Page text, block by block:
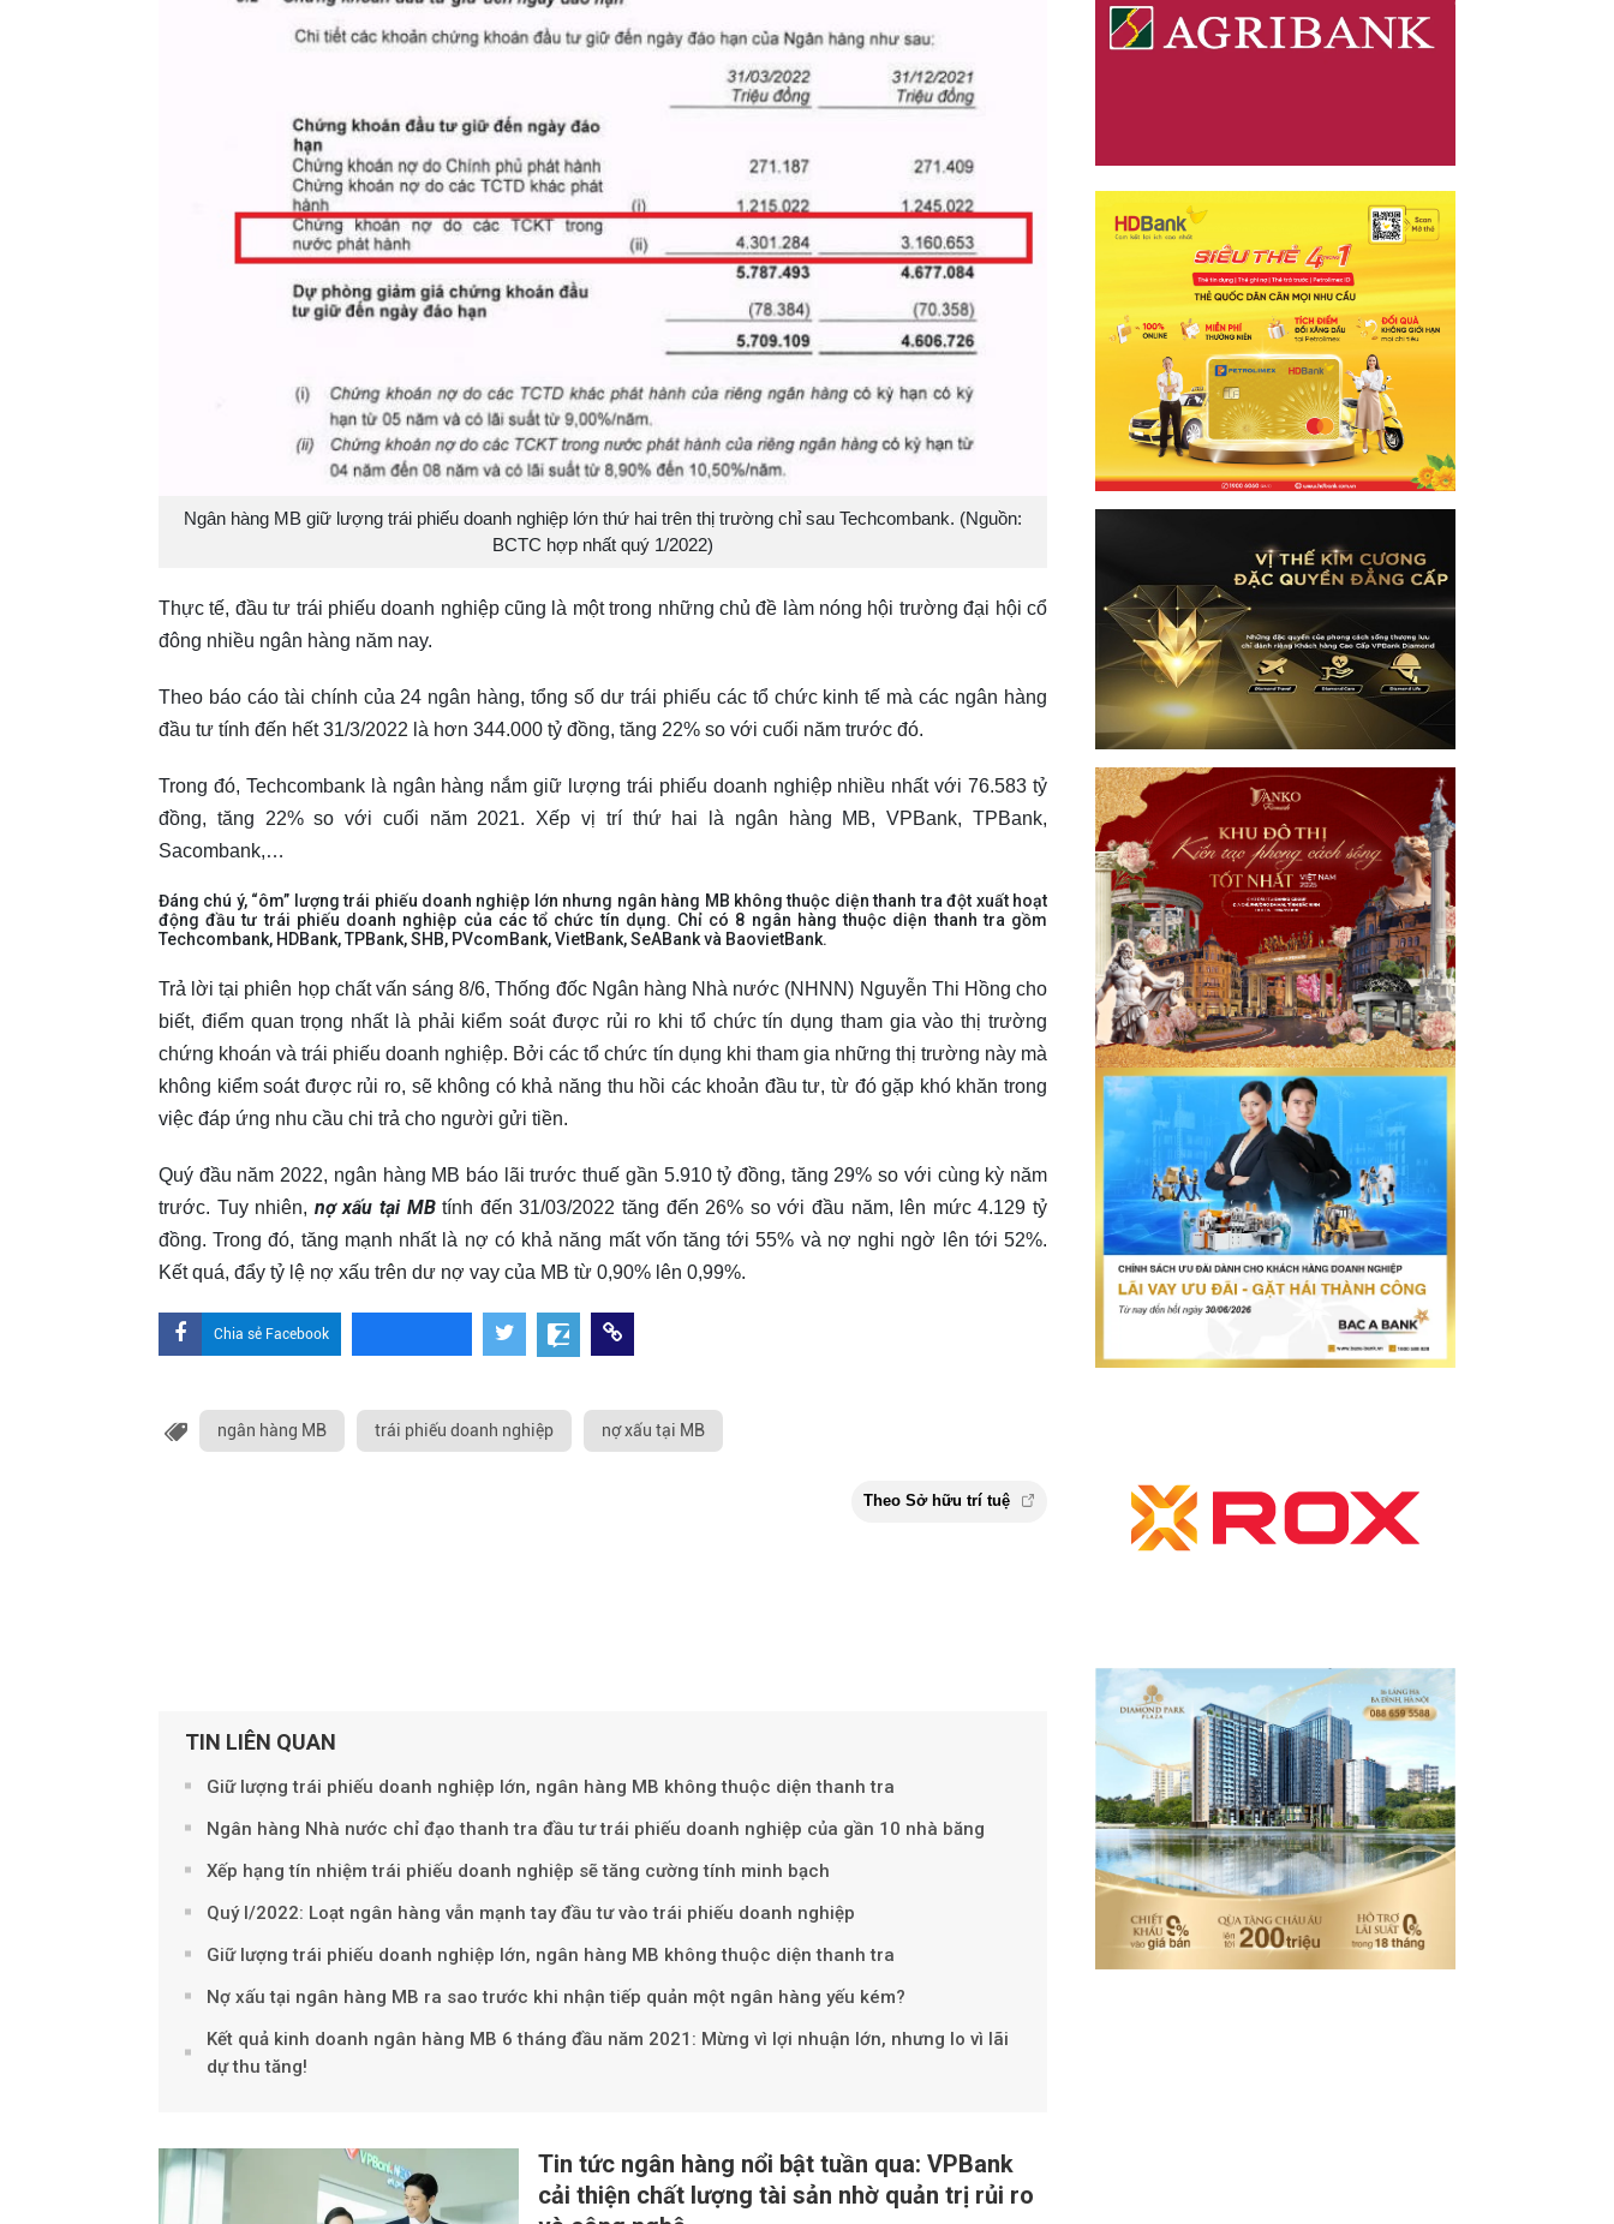
Ngân hàng MB giữ lượng trái phiếu doanh nghiệp lớn thứ hai trên thị trường chỉ sau Techcombank. (Nguồn:
BCTC hợp nhất quý 1/2022)
Thực tế, đầu tư trái phiếu doanh nghiệp cũng là một trong những chủ đề làm nóng hội trường đại hội cổ
đông nhiều ngân hàng năm nay.
Theo báo cáo tài chính của 24 ngân hàng, tổng số dư trái phiếu các tổ chức kinh tế mà các ngân hàng
đầu tư tính đến hết 31/3/2022 là hơn 344.000 tỷ đồng, tăng 22% so với cuối năm trước đó.
Trong đó, Techcombank là ngân hàng nắm giữ lượng trái phiếu doanh nghiệp nhiều nhất với 76.583 tỷ
đồng, tăng 22% so với cuối năm 2021. Xếp vị trí thứ hai là ngân hàng MB, VPBank, TPBank,
Sacombank,…
Đáng chú ý, “ôm” lượng trái phiếu doanh nghiệp lớn nhưng ngân hàng MB không thuộc diện thanh tra đột xuất hoạt
động đầu tư trái phiếu doanh nghiệp của các tổ chức tín dụng. Chỉ có 8 ngân hàng thuộc diện thanh tra gồm
Techcombank, HDBank, TPBank, SHB, PVcomBank, VietBank, SeABank và BaovietBank.
Trả lời tại phiên họp chất vấn sáng 8/6, Thống đốc Ngân hàng Nhà nước (NHNN) Nguyễn Thi Hồng cho
biết, điểm quan trọng nhất là phải kiểm soát được rủi ro khi tổ chức tín dụng tham gia vào thị trường
chứng khoán và trái phiếu doanh nghiệp. Bởi các tổ chức tín dụng khi tham gia những thị trường này mà
không kiểm soát được rủi ro, sẽ không có khả năng thu hồi các khoản đầu tư, từ đó gặp khó khăn trong
việc đáp ứng nhu cầu chi trả cho người gửi tiền.
Quý đầu năm 2022, ngân hàng MB báo lãi trước thuế gần 5.910 tỷ đồng, tăng 29% so với cùng kỳ năm
trước. Tuy nhiên, nợ xấu tại MBtính đến 31/03/2022 tăng đến 26% so với đầu năm, lên mức 4.129 tỷ
đồng. Trong đó, tăng mạnh nhất là nợ có khả năng mất vốn tăng tới 55% và nợ nghi ngờ lên tới 52%.
Kết quá, đẩy tỷ lệ nợ xấu trên dư nợ vay của MB từ 0,90% lên 0,99%.
Chia sẻ Facebook
ngân hàng MB trái phiếu doanh nghiệp nợ xấu tại MB
Theo Sở hữu trí tuệ
TIN LIÊN QUAN
Giữ lượng trái phiếu doanh nghiệp lớn, ngân hàng MB không thuộc diện thanh tra
Ngân hàng Nhà nước chỉ đạo thanh tra đầu tư trái phiếu doanh nghiệp của gần 10 nhà băng
Xếp hạng tín nhiệm trái phiếu doanh nghiệp sẽ tăng cường tính minh bạch
Quý I/2022: Loạt ngân hàng vẫn mạnh tay đầu tư vào trái phiếu doanh nghiệp
Giữ lượng trái phiếu doanh nghiệp lớn, ngân hàng MB không thuộc diện thanh tra
Nợ xấu tại ngân hàng MB ra sao trước khi nhận tiếp quản một ngân hàng yếu kém?
Kết quả kinh doanh ngân hàng MB 6 tháng đầu năm 2021: Mừng vì lợi nhuận lớn, nhưng lo vì lãi
dự thu tăng!
Tin tức ngân hàng nổi bật tuần qua: VPBank
cải thiện chất lượng tài sản nhờ quản trị rủi ro